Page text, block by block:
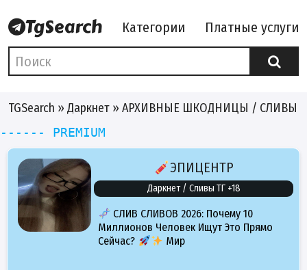
Категории Платные услуги
TGSearch » Даркнет » АРХИВНЫЕ ШКОДНИЦЫ / СЛИВЫ
------ PREMIUM
ЭПИЦЕНТР
Даркнет / Сливы ТГ +18
СЛИВ СЛИВОВ 2026: Почему 10
Миллионов Человек Ищут Это Прямо
Сейчас?
Мир